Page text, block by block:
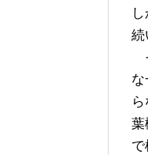
続
葉
で